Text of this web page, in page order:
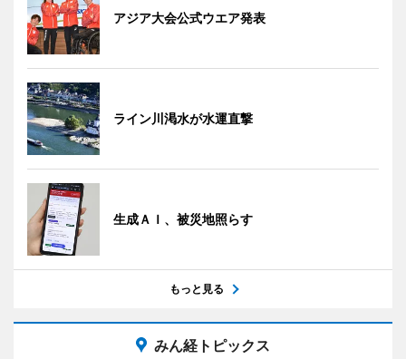
アジア大会公式ウエア発表
ライン川渇水が水運直撃
生成ＡＩ、被災地照らす
もっと見る
みん経トピックス